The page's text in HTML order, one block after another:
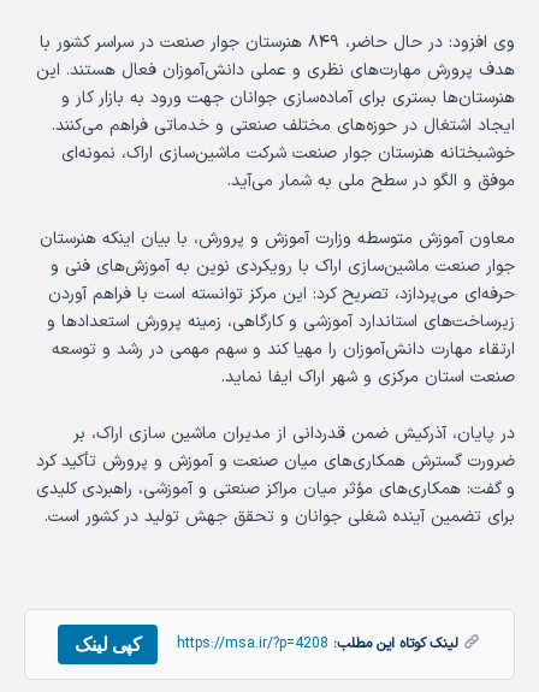
وی افزود: در حال حاضر، ۸۴۹ هنرستان جوار صنعت در سراسر کشور با
هدف پرورش مهارت‌های نظری و عملی دانش‌آموزان فعال هستند. این
هنرستان‌ها بستری برای آماده‌سازی جوانان جهت ورود به بازار کار و
ایجاد اشتغال در حوزه‌های مختلف صنعتی و خدماتی فراهم می‌کنند.
خوشبختانه هنرستان جوار صنعت شرکت ماشین‌سازی اراک، نمونه‌ای
موفق و الگو در سطح ملی به شمار می‌آید.
معاون آموزش متوسطه وزارت آموزش و پرورش، با بیان اینکه هنرستان
جوار صنعت ماشین‌سازی اراک با رویکردی نوین به آموزش‌های فنی و
حرفه‌ای می‌پردازد، تصریح کرد: این مرکز توانسته است با فراهم آوردن
زیرساخت‌های استاندارد آموزشی و کارگاهی، زمینه پرورش استعدادها و
ارتقاء مهارت دانش‌آموزان را مهیا کند و سهم مهمی در رشد و توسعه
صنعت استان مرکزی و شهر اراک ایفا نماید.
در پایان، آذرکیش ضمن قدردانی از مدیران ماشین سازی اراک، بر
ضرورت گسترش همکاری‌های میان صنعت و آموزش و پرورش تأکید کرد
و گفت: همکاری‌های مؤثر میان مراکز صنعتی و آموزشی، راهبردی کلیدی
برای تضمین آینده شغلی جوانان و تحقق جهش تولید در کشور است.
لینک کوتاه این مطلب: https://msa.ir/?p=4208 کپی لینک